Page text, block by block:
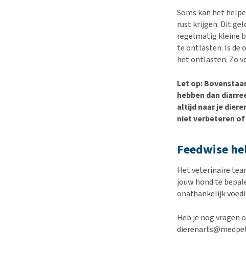
Soms kan het
rust krijgen. Dit
regelmatig kleine
te ontlasten. Is de
het ontlasten. Zo
Let op:
hebben dan
altijd naar je
niet verbeteren
Feedwise
Het veterinaire
jouw hond te
onafhankelijk
Heb je nog vragen